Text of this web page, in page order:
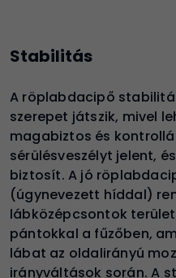
Stabilitás
A röplabdacipő
szerepet játszik, mivel
magabiztos és
sérülésveszélyt jelent,
biztosít. A jó
(úgynevezett híddal)
lábközépcsontok
pántokkal a fűzőben,
lábat az oldalirányú
irányváltások során. A